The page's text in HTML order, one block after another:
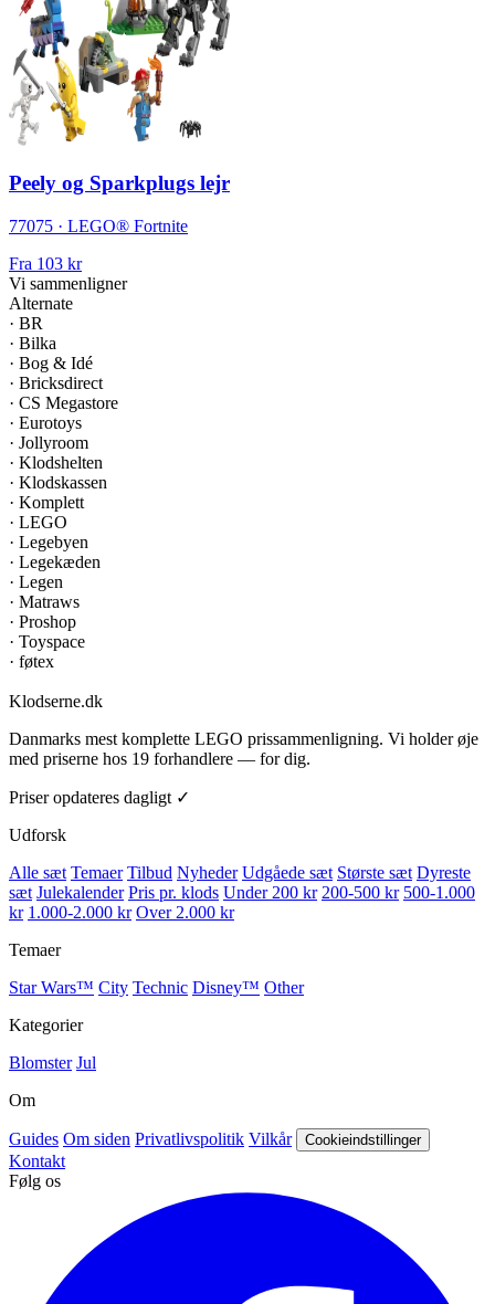
Peely og Sparkplugs lejr
77075 · LEGO® Fortnite
Fra 103 kr
Vi sammenligner
Alternate
· BR
· Bilka
· Bog & Idé
· Bricksdirect
· CS Megastore
· Eurotoys
· Jollyroom
· Klodshelten
· Klodskassen
· Komplett
· LEGO
· Legebyen
· Legekæden
· Legen
· Matraws
· Proshop
· Toyspace
· føtex
Klodserne.dk
Danmarks mest komplette LEGO prissammenligning. Vi holder øje
med priserne hos 19 forhandlere — for dig.
Priser opdateres dagligt ✓
Udforsk
Alle sæt Temaer Tilbud Nyheder Udgåede sæt Største sæt Dyreste
sæt Julekalender Pris pr. klods Under 200 kr 200-500 kr 500-1.000
kr 1.000-2.000 kr Over 2.000 kr
Temaer
Star Wars™ City Technic Disney™ Other
Kategorier
Blomster Jul
Om
Guides Om siden Privatlivspolitik Vilkår Cookieindstillinger
Kontakt
Følg os